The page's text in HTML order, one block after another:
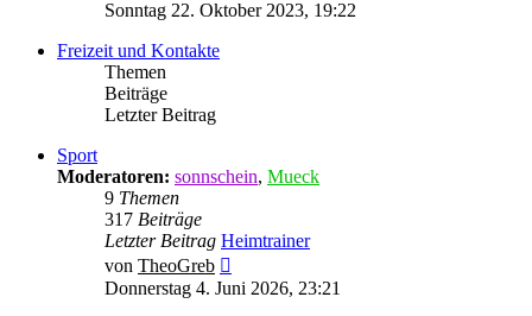
Sonntag 22. Oktober 2023, 19:22
Freizeit und Kontakte
Themen
Beiträge
Letzter Beitrag
Sport
Moderatoren: sonnschein, Mueck
9 Themen
317 Beiträge
Letzter Beitrag Heimtrainer
von TheoGreb
Beitrag
Donnerstag 4. Juni 2026, 23:21